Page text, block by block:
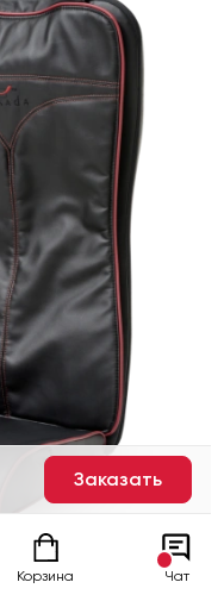
Заказать
Корзина Чат